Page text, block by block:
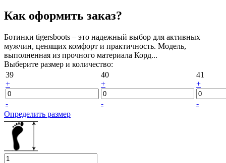
Как оформить заказ?
Ботинки tigersboots – это надежный выбор для активных
мужчин, ценящих комфорт и практичность. Модель,
выполненная из прочного материала Корд...
Выберите размер и количество:
39
+
-
40
+
-
41
+
-
Определить размер